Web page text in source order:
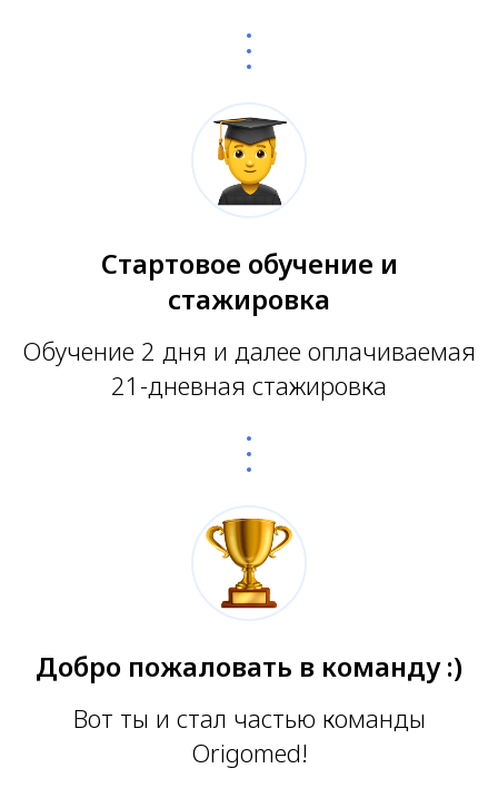
Стартовое обучение и
стажировка
Обучение 2 дня и далее оплачиваемая
21-дневная стажировка
Добро пожаловать в команду :)
Вот ты и стал частью команды
Origomed!